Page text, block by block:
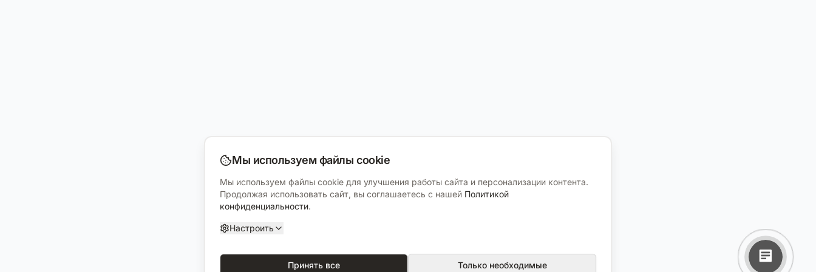
Мы используем файлы cookie
Мы используем файлы cookie для улучшения работы сайта и персонализации контента.
Продолжая использовать сайт, вы соглашаетесь с нашей Политикой
конфиденциальности.
Настроить
Принять все Только необходимые